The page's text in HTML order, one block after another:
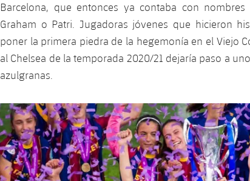
Barcelona, que entonces ya contaba con
Graham o Patri. Jugadoras jóvenes que hicieron
poner la primera piedra de la hegemonía en el Viejo
al Chelsea de la temporada 2020/21 dejaría paso a
azulgranas.